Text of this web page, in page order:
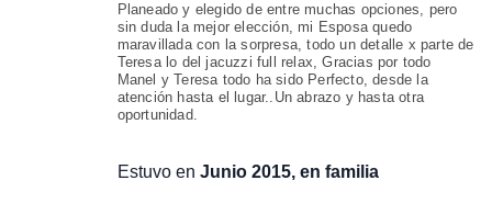
Planeado y elegido de entre muchas opciones, pero
sin duda la mejor elección, mi Esposa quedo
maravillada con la sorpresa, todo un detalle x parte de
Teresa lo del jacuzzi full relax, Gracias por todo
Manel y Teresa todo ha sido Perfecto, desde la
atención hasta el lugar..Un abrazo y hasta otra
oportunidad.
Estuvo en Junio 2015, en familia